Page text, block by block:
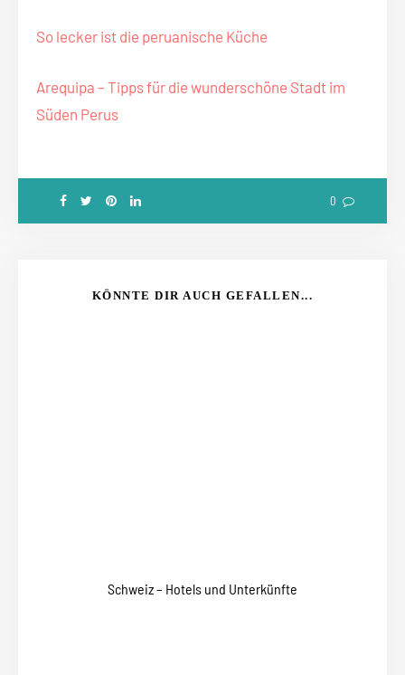
So lecker ist die peruanische Küche
Arequipa – Tipps für die wunderschöne Stadt im
Süden Perus
0
KÖNNTE DIR AUCH GEFALLEN...
Schweiz – Hotels und Unterkünfte